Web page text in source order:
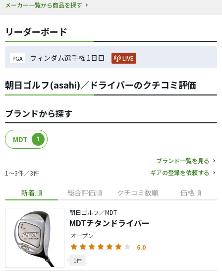
メーカー一覧から商品を探す
リーダーボード
PGA ウィンダム選手権 1日目 LIVE
朝日ゴルフ(asahi)／ドライバーのクチコミ評価
ブランドから探す
MDT 1
1〜3件／3件
ブランド一覧を見る
ギアの登録を依頼する
新着順 総合評価順 クチコミ数順 価格順
朝日ゴルフ／MDT
MDTチタンドライバー
オープン
6.0
1件